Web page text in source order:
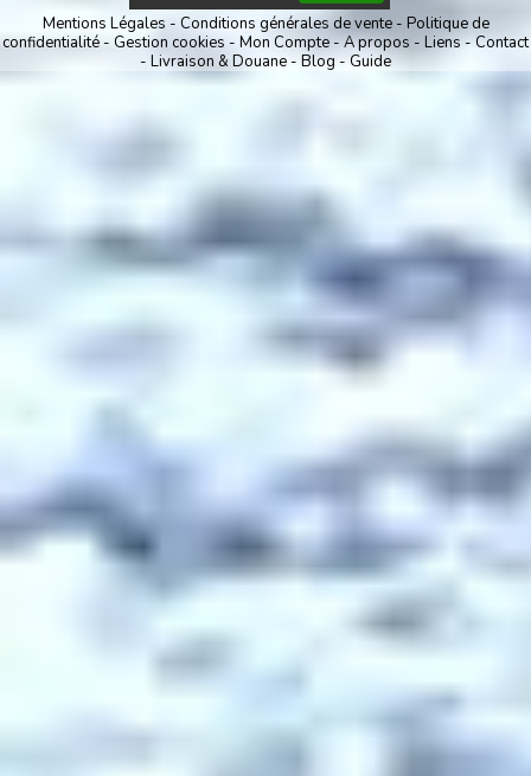
Mentions Légales Conditions générales de vente
Politique de
confidentialité
Gestion cookies Mon Compte A propos Liens
Contact
Livraison & Douane
Blog Guide